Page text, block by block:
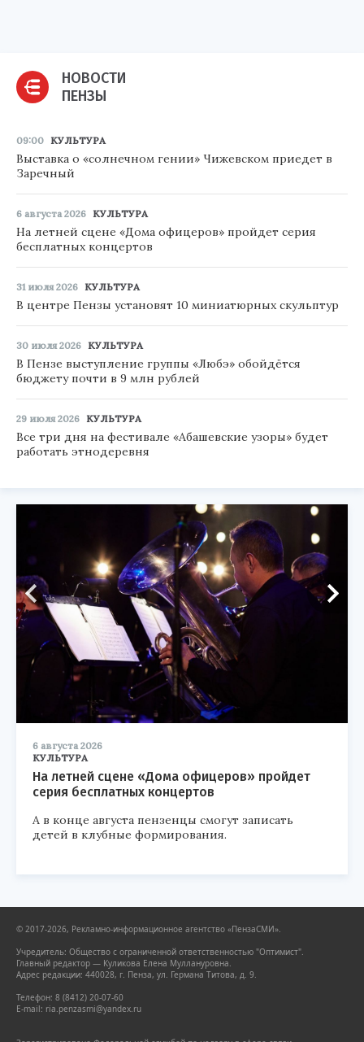
НОВОСТИ
ПЕНЗЫ
09:00 КУЛЬТУРА
Выставка о «солнечном гении» Чижевском приедет в
Заречный
6 августа 2026 КУЛЬТУРА
На летней сцене «Дома офицеров» пройдет серия
бесплатных концертов
31 июля 2026 КУЛЬТУРА
В центре Пензы установят 10 миниатюрных скульптур
30 июля 2026 КУЛЬТУРА
В Пензе выступление группы «Любэ» обойдётся
бюджету почти в 9 млн рублей
29 июля 2026 КУЛЬТУРА
Все три дня на фестивале «Абашевские узоры» будет
работать этнодеревня
6 августа 2026
КУЛЬТУРА
На летней сцене «Дома офицеров» пройдет
серия бесплатных концертов
А в конце августа пензенцы смогут записать
детей в клубные формирования.
© 2017-2026, Рекламно-информационное агентство «ПензаСМИ».
Учредитель: Общество с ограниченной ответственностью "Оптимист".
Главный редактор — Куликова Елена Муллануровна.
Адрес редакции: 440028, г. Пенза, ул. Германа Титова, д. 9.
Телефон: 8 (8412) 20-07-60
E-mail: ria.penzasmi@yandex.ru